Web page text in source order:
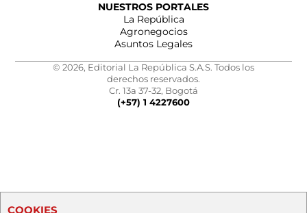
NUESTROS PORTALES
La República
Agronegocios
Asuntos Legales
© 2026, Editorial La República S.A.S. Todos los
derechos reservados.
Cr. 13a 37-32, Bogotá
(+57) 1 4227600
COOKIES